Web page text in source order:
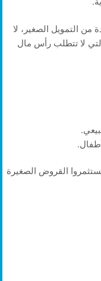
من التمويل الصغير، لا
لا تتطلب رأس مال
القروض الصغيرة